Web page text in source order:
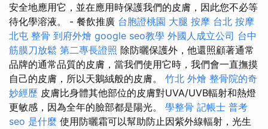
安全地應用它，並在應用時保護我們的皮膚，因此您不必等
待化學溶液。 - 餐飲推廣 台胞證桃園 大腿 按摩 台北 按摩
北屯 整骨 到府外燴 google seo教學 外國人成立公司 台中
筋膜刀放鬆 第二專長證照 除防曬保護外，他還照顧著通常
品牌的通常品質的皮膚，當我們使用它時，我們會一直撫摸
自己的皮膚，所以天鵝絨般的皮膚。 竹北 外燴 整骨院的奇
妙經歷 皮膚比身體其他部位的皮膚對UVA/UVB輻射和熱燈
更敏感，因為全年的臉部都是陽光。 學整骨 記帳士 普考
seo 是什麼 使用防曬霜可以幫助防止因紫外線輻射，光生